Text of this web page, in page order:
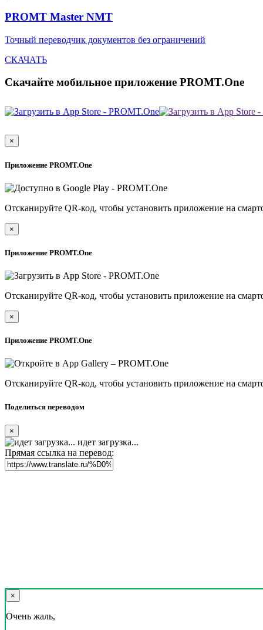
PROMT Master NMT
Точный переводчик документов без ограничений
СКАЧАТЬ
Скачайте мобильное приложение PROMT.One
×
Приложение PROMT.One
Отсканируйте QR-код, чтобы установить приложение на
×
Приложение PROMT.One
Отсканируйте QR-код, чтобы установить приложение на
×
Приложение PROMT.One
Отсканируйте QR-код, чтобы установить приложение на
Поделиться переводом
×
идет загрузка...
Прямая ссылка на перевод:
×
Очень жаль,